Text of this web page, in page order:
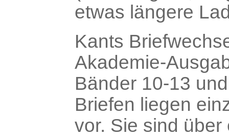
etwas längere
Kants
Akademie-
Bänder 10-13
Briefen liegen
vor. Sie sind über